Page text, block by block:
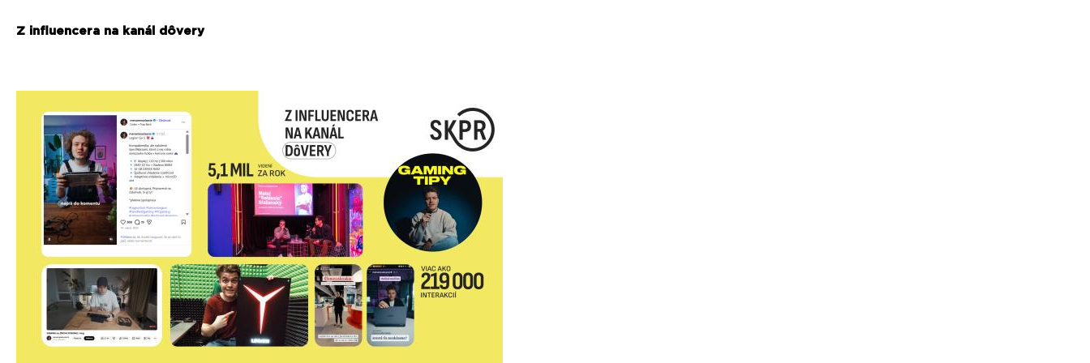
Z influencera na kanál dôvery